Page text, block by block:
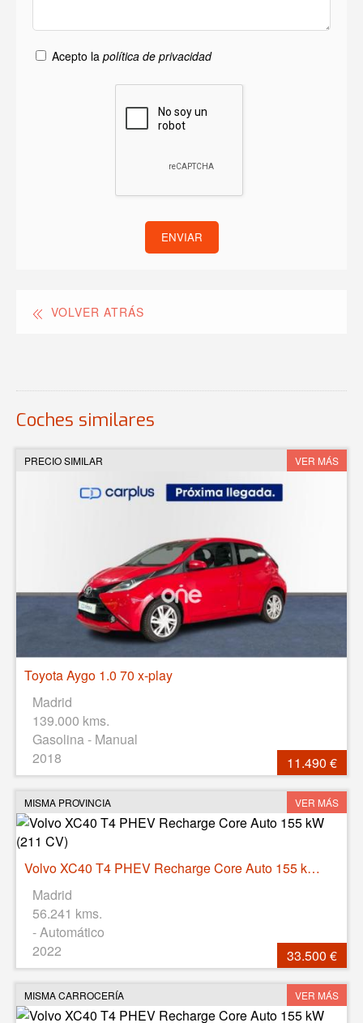
Acepto la política de privacidad
ENVIAR
VOLVER ATRÁS
Coches similares
PRECIO SIMILAR VER MÁS
Toyota Aygo 1.0 70 x-play
Madrid
139.000 kms.
Gasolina - Manual
2018
11.490 €
MISMA PROVINCIA VER MÁS
Volvo XC40 T4 PHEV Recharge Core Auto 155 kW (211 CV)
Madrid
56.241 kms.
- Automático
2022
33.500 €
MISMA CARROCERÍA VER MÁS